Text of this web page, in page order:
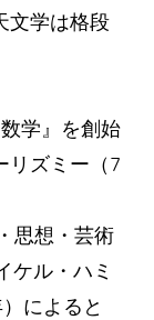
文学は格段
学』を創始
リズミー（7
思想・芸術
ケル・ハミ
によると